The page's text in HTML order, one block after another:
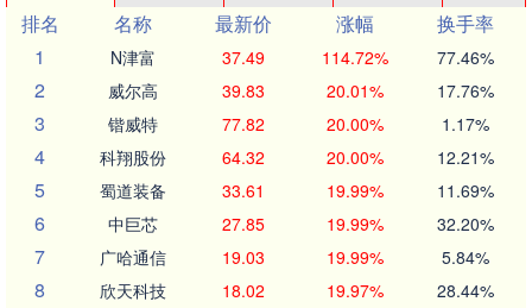
排名
名称 最新价 涨幅
换手率
1
N津富 37.49 114.72% 77.46%
2 威尔高 39.83 20.01% 17.76%
3 锴威特 77.82 20.00% 1.17%
4 科翔股份 64.32 20.00% 12.21%
5 蜀道装备 33.61 19.99% 11.69%
6 中巨芯 27.85 19.99% 32.20%
7 广哈通信 19.03 19.99% 5.84%
8 欣天科技 18.02 19.97% 28.44%